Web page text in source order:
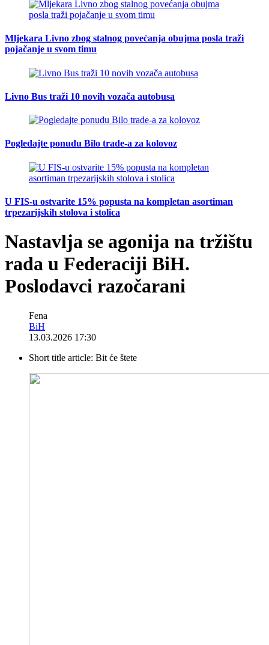
Mljekara Livno zbog stalnog povećanja obujma posla traži
pojačanje u svom timu
Livno Bus traži 10 novih vozača autobusa
Pogledajte ponudu Bilo trade-a za kolovoz
U FIS-u ostvarite 15% popusta na kompletan asortiman
trpezarijskih stolova i stolica
Nastavlja se agonija na tržištu
rada u Federaciji BiH.
Poslodavci razočarani
Fena
BiH
13.03.2026 17:30
Short title article: Bit će štete